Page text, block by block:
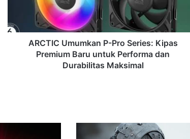
untuk
PerformaARCTIC Umumkan P-Pro Series: Kipas
Premium Baru untuk Performa dan
Durabilitas Maksimal